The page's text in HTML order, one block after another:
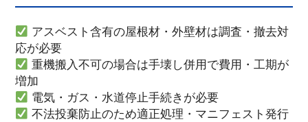
アスベスト含有の屋根材・外壁材は調査・撤去対
応が必要
重機搬入不可の場合は手壊し併用で費用・工期が
増加
電気・ガス・水道停止手続きが必要
不法投棄防止のため適正処理・マニフェスト発行